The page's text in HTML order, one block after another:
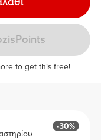
to get this free!
-30%